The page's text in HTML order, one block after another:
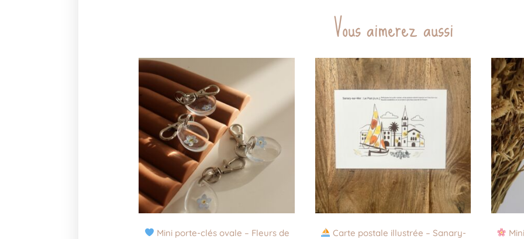
Vous aimerez aussi
Mini porte-clés ovale – Fleurs de
Carte postale illustrée – Sanary-